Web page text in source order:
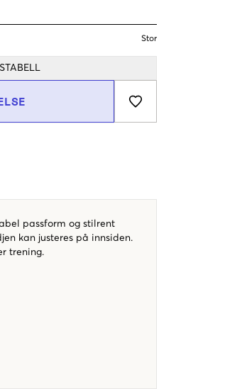
Stor
passform og stilrent
kan justeres på innsiden.
trening.